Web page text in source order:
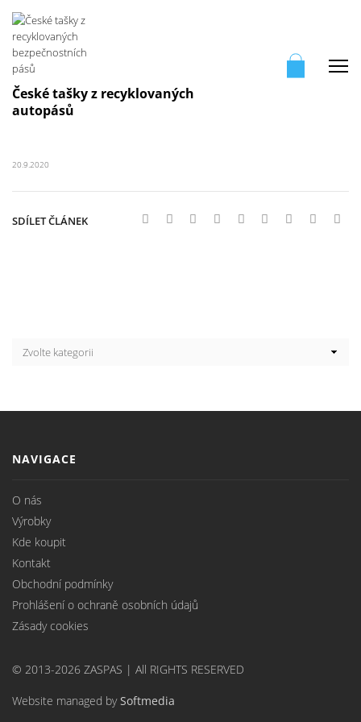
České tašky z recyklovaných
autopásů
20.9.2020
SDÍLET ČLÁNEK
NAVIGACE
O nás
Výrobky
Kde koupit
Kontakt
Obchodní podmínky
Prohlášení o ochraně osobních údajů
Zásady cookies
© 2013-2026 ZASPAS | All RIGHTS RESERVED
Website managed bySoftmedia